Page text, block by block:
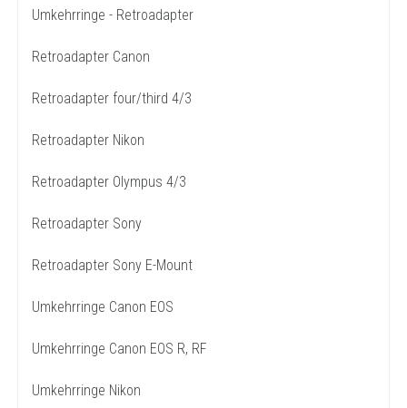
Umkehrringe - Retroadapter
Retroadapter Canon
Retroadapter four/third 4/3
Retroadapter Nikon
Retroadapter Olympus 4/3
Retroadapter Sony
Retroadapter Sony E-Mount
Umkehrringe Canon EOS
Umkehrringe Canon EOS R, RF
Umkehrringe Nikon